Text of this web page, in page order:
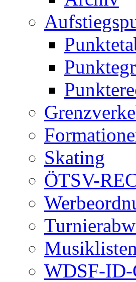
Skating
ÖTSV-
Musiklisten
WDSF-ID-